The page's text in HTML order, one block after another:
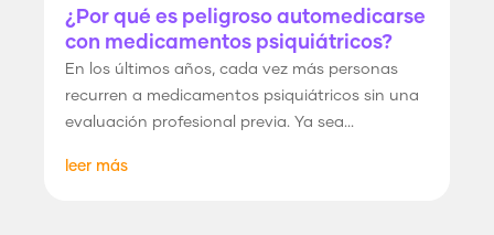
¿Por qué es peligroso automedicarse
con medicamentos psiquiátricos?
En los últimos años, cada vez más personas
recurren a medicamentos psiquiátricos sin una
evaluación profesional previa. Ya sea...
leer más